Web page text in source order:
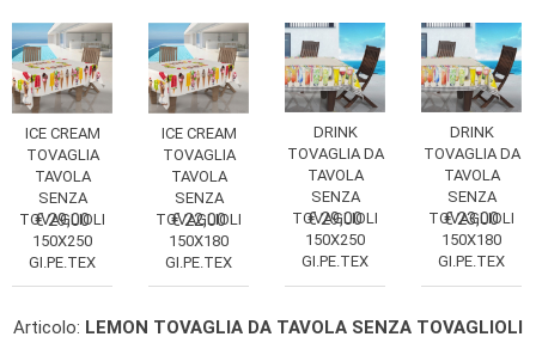
ICE CREAM
TOVAGLIA
TAVOLA
SENZA
TOVAGLIOLI
150X250
GI.PE.TEX
€ 29,00
ICE CREAM
TOVAGLIA
TAVOLA
SENZA
TOVAGLIOLI
150X180
GI.PE.TEX
€ 22,00
DRINK
TOVAGLIA DA
TAVOLA
SENZA
TOVAGLIOLI
150X250
GI.PE.TEX
€ 29,00
DRINK
TOVAGLIA DA
TAVOLA
SENZA
TOVAGLIOLI
150X180
GI.PE.TEX
€ 23,00
Articolo: LEMON TOVAGLIA DA TAVOLA SENZA TOVAGLIOLI